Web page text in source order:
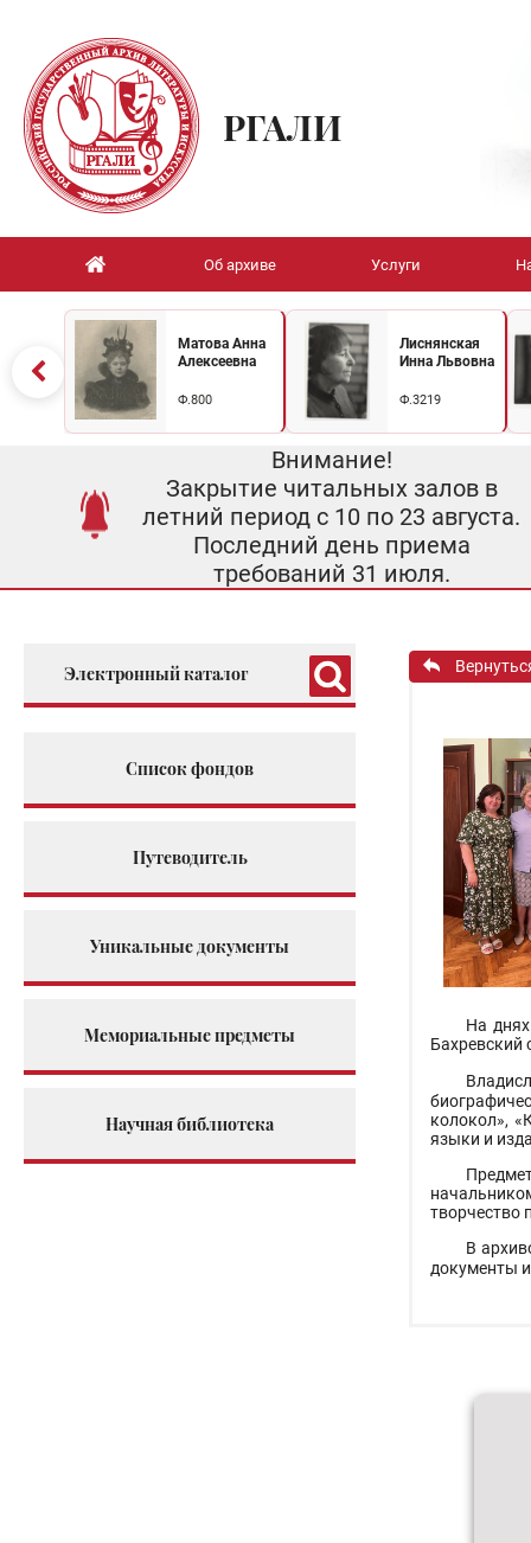
РГАЛИ
Об архиве Услуги
Матова Анна
Алексеевна
Ф.800
Лиснянская
Инна Львовна
Ф.3219
Внимание!
Закрытие читальных залов в
летний период с 10 по 23 августа.
Последний день приема
требований 31 июля.
Электронный каталог
Список фондов
Путеводитель
Уникальные документы
Мемориальные предметы
Научная библиотека
На
Бахревский
колокол»,
языки и
творчество
В
документы